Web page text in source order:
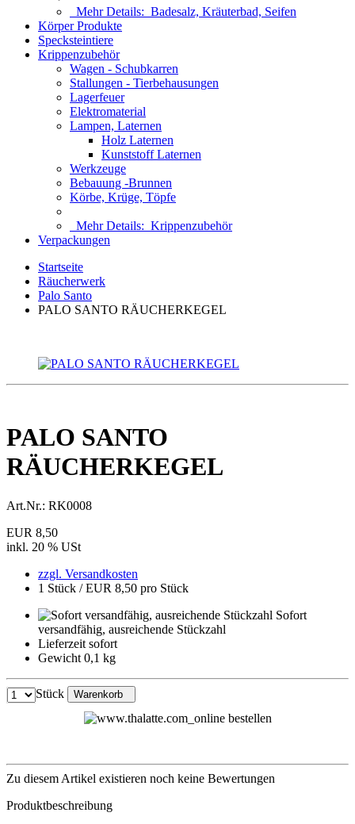
Mehr Details: Badesalz, Kräuterbad, Seifen
Körper Produkte
Specksteintiere
Krippenzubehör
Wagen - Schubkarren
Stallungen - Tierbehausungen
Lagerfeuer
Elektromaterial
Lampen, Laternen
Holz Laternen
Kunststoff Laternen
Werkzeuge
Bebauung -Brunnen
Körbe, Krüge, Töpfe
Mehr Details: Krippenzubehör
Verpackungen
Startseite
Räucherwerk
Palo Santo
PALO SANTO RÄUCHERKEGEL
PALO SANTO
RÄUCHERKEGEL
Art.Nr.: RK0008
EUR 8,50
inkl. 20 % USt
zzgl. Versandkosten
1 Stück / EUR 8,50 pro Stück
Sofort
versandfähig, ausreichende Stückzahl
Lieferzeit sofort
Gewicht 0,1 kg
Stück Warenkorb
Zu diesem Artikel existieren noch keine Bewertungen
Produktbeschreibung